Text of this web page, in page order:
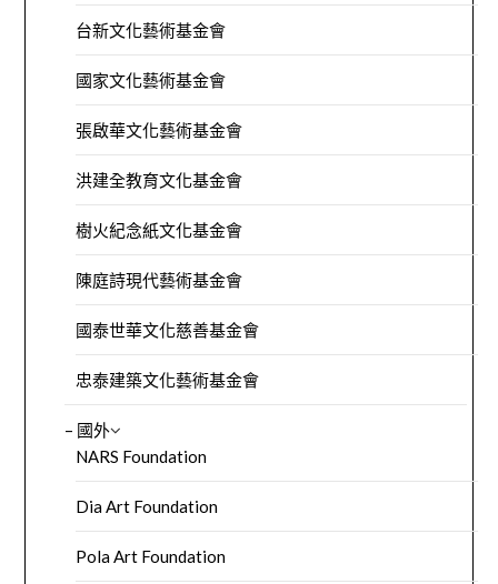
台新文化藝術基金會
國家文化藝術基金會
張啟華文化藝術基金會
洪建全教育文化基金會
樹火紀念紙文化基金會
陳庭詩現代藝術基金會
國泰世華文化慈善基金會
忠泰建築文化藝術基金會
– 國外
NARS Foundation
Dia Art Foundation
Pola Art Foundation